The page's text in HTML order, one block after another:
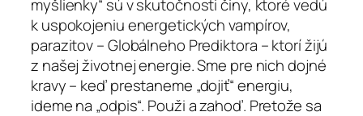
myšlienky“ sú v skutočnosti činy, ktoré vedú
k uspokojeniu energetických vampírov,
parazitov – Globálneho Prediktora – ktorí žijú
z našej životnej energie. Sme pre nich dojné
kravy – keď prestaneme „dojiť“ energiu,
ideme na „odpis“. Použi a zahoď. Pretože sa